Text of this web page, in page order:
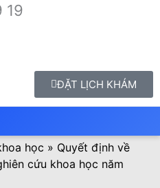
19
ĐẶT LỊCH KHÁM
học » Quyết định về
cứu khoa học năm